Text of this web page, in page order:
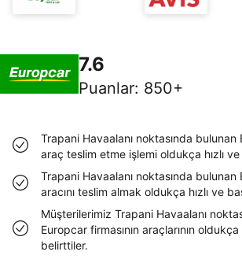
7.6
Puanlar: 850+
Trapani Havaalanı noktasında bulunan
araç teslim etme işlemi oldukça hızlı ve
Trapani Havaalanı noktasında bulunan
aracını teslim almak oldukça hızlı ve
Müşterilerimiz Trapani Havaalanı
Europcar firmasının araçlarının
belirttiler.